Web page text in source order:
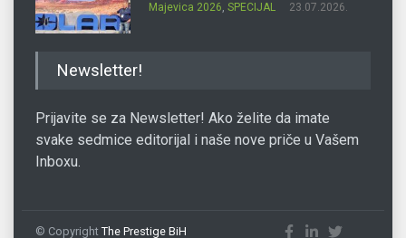
Majevica 2026, SPECIJAL 23.07.2026.
Newsletter!
Prijavite se za Newsletter! Ako želite da imate
svake sedmice editorijal i naše nove priče u Vašem
Inboxu.
© Copyright The Prestige BiH